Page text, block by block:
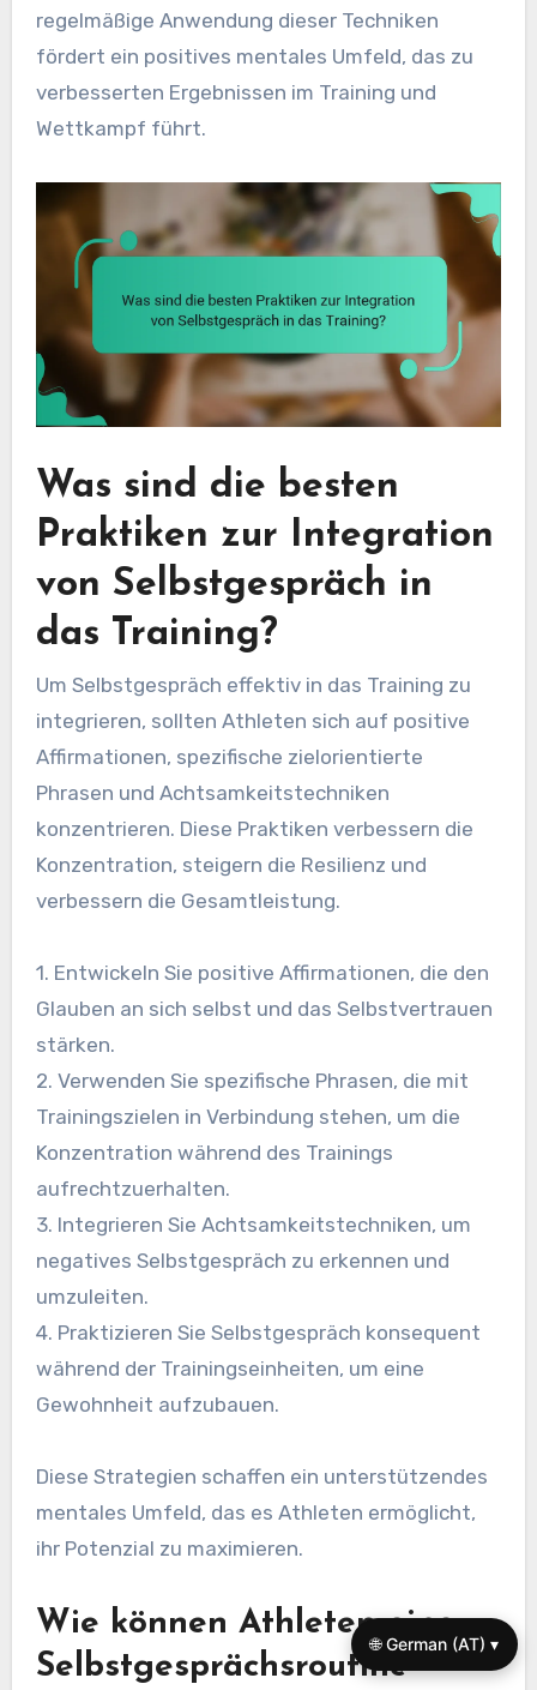
regelmäßige Anwendung dieser Techniken
fördert ein positives mentales Umfeld, das zu
verbesserten Ergebnissen im Training und
Wettkampf führt.
Was sind die besten
Praktiken zur Integration
von Selbstgespräch in
das Training?
Um Selbstgespräch effektiv in das Training zu
integrieren, sollten Athleten sich auf positive
Affirmationen, spezifische zielorientierte
Phrasen und Achtsamkeitstechniken
konzentrieren. Diese Praktiken verbessern die
Konzentration, steigern die Resilienz und
verbessern die Gesamtleistung.
1. Entwickeln Sie positive Affirmationen, die den
Glauben an sich selbst und das Selbstvertrauen
stärken.
2. Verwenden Sie spezifische Phrasen, die mit
Trainingszielen in Verbindung stehen, um die
Konzentration während des Trainings
aufrechtzuerhalten.
3. Integrieren Sie Achtsamkeitstechniken, um
negatives Selbstgespräch zu erkennen und
umzuleiten.
4. Praktizieren Sie Selbstgespräch konsequent
während der Trainingseinheiten, um eine
Gewohnheit aufzubauen.
Diese Strategien schaffen ein unterstützendes
mentales Umfeld, das es Athleten ermöglicht,
ihr Potenzial zu maximieren.
Wie können Athleten eine
Selbstgesprächsroutine
🌐 German (AT) ▾